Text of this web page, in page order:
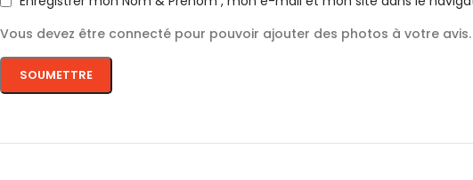
Vous devez être connecté pour pouvoir ajouter des photos à votre avis.